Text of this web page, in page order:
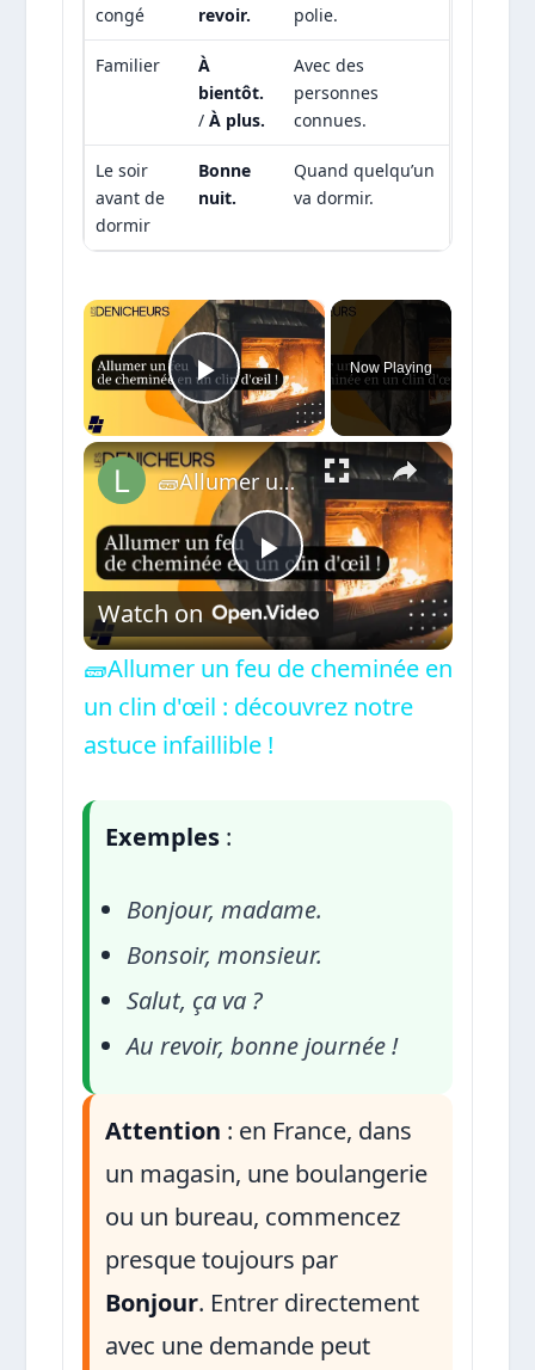
congé
revoir.
polie.
Familier
À
bientôt.
/À plus.
Avec des
personnes
connues.
Le soir
avant de
dormir
Bonne
nuit.
Quand quelqu’un
va dormir.
×
Play Video
Now Playing
×
Play
Video
🧱Allumer un feu de cheminée en un clin d'œil : découvrez notre astuce infaillible !
Watch on
🧱Allumer un feu de cheminée en
un clin d'œil : découvrez notre
astuce infaillible !
Exemples :
Bonjour, madame.
Bonsoir, monsieur.
Salut, ça va ?
Au revoir, bonne journée !
Attention : en France, dans
un magasin, une boulangerie
ou un bureau, commencez
presque toujours par
Bonjour. Entrer directement
avec une demande peut